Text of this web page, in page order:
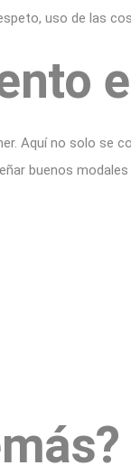
uso de las
Aquí no solo se
buenos